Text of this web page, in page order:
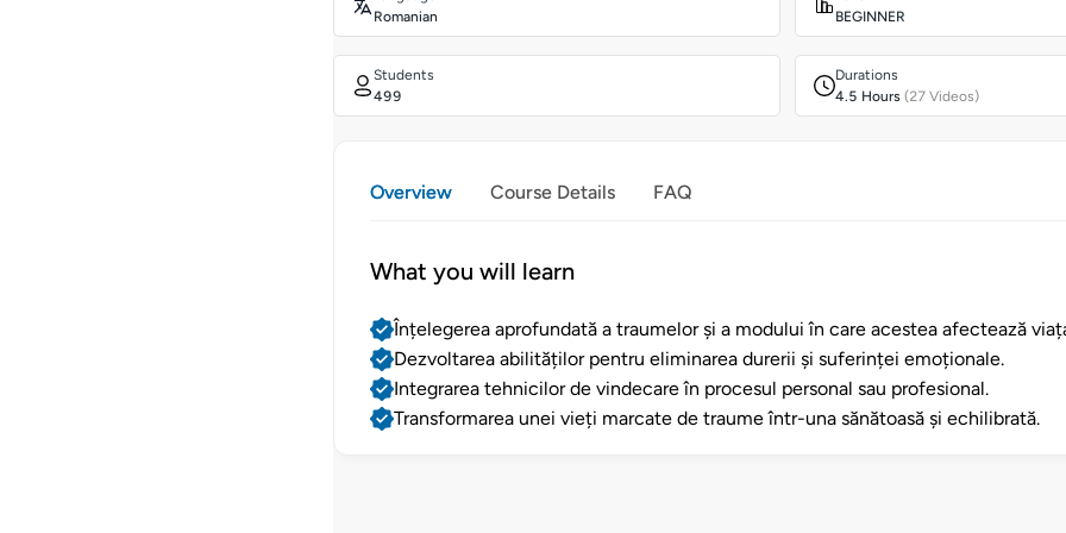
Romanian
BEGINNER
Students
499
Durations
4.5 Hours (27 Videos)
Overview Course Details FAQ
What you will learn
Înțelegerea aprofundată a traumelor și a modului în care acestea afectează
Dezvoltarea abilităților pentru eliminarea durerii și suferinței emoționale.
Integrarea tehnicilor de vindecare în procesul personal sau profesional.
Transformarea unei vieți marcate de traume într-una sănătoasă și echilibrată.